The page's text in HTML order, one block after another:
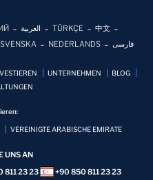
العربية TÜRKÇE
中文
SVENSKA NEDERLANDS فارسی
UNTERNEHMEN
BLOG
VEREINIGTE ARABISCHE EMIRATE
UNS AN
811 23 23
+90 850 811 23 23